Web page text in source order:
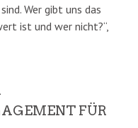
Wer gibt uns das
ist und wer nicht?“,
FÜR